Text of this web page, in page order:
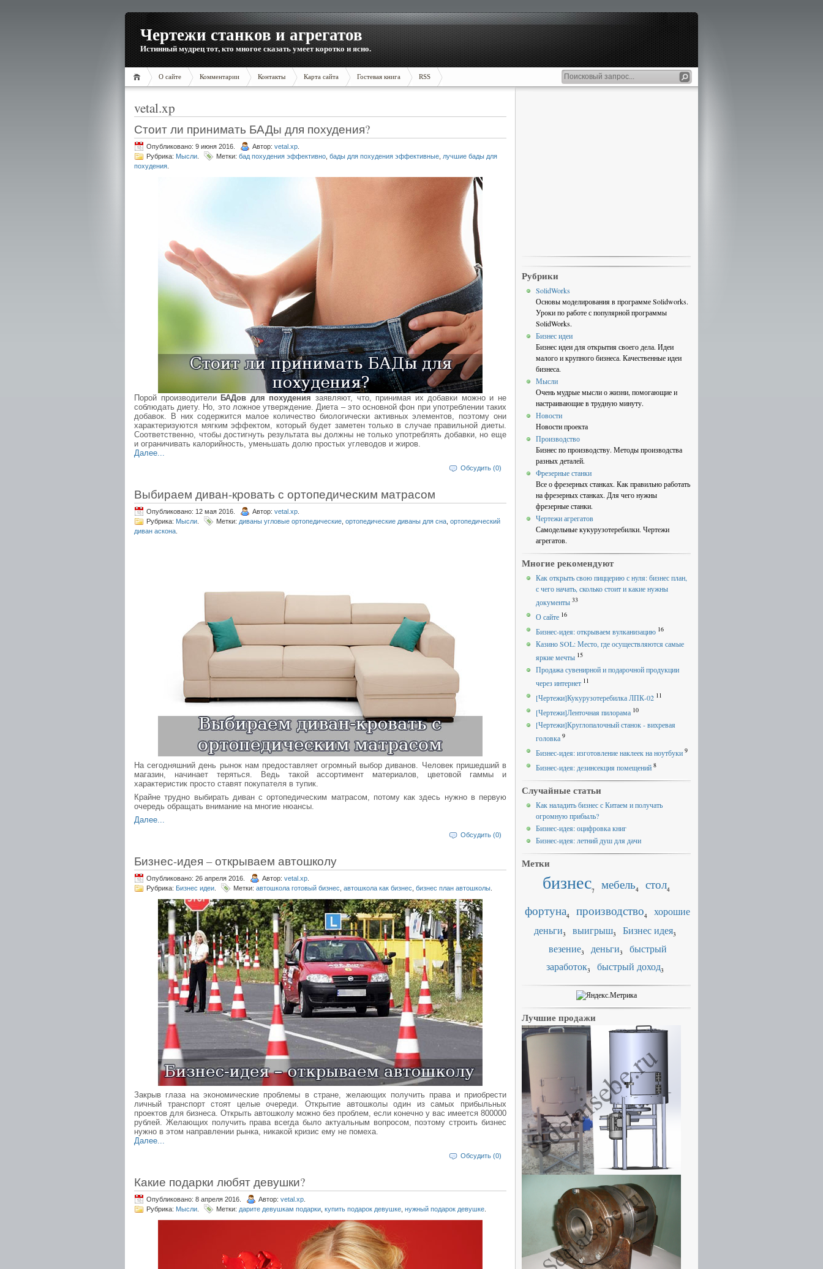
Чертежи станков и агрегатов
Истинный мудрец тот, кто многое сказать умеет коротко и ясно.
О сайте Комментарии Контакты Карта сайта Гостевая книга RSS
vetal.xp
Стоит ли принимать БАДы для похудения?
Опубликовано: 9 июня 2016. Автор: vetal.xp
Рубрика: Мысли Метки: бад похудения эффективно бады для похудения эффективные лучшие бады для
похудения
Порой производители БАДов для похудения заявляют, что, принимая их добавки можно и не
соблюдать диету. Но, это ложное утверждение. Диета – это основной фон при употреблении таких
добавок. В них содержится малое количество биологически активных элементов, поэтому они
характеризуются мягким эффектом, который будет заметен только в случае правильной диеты.
Соответственно, чтобы достигнуть результата вы должны не только употреблять добавки, но еще
и ограничивать калорийность, уменьшать долю простых углеводов и жиров.
Далее...
Обсудить (0)
Выбираем диван-кровать с ортопедическим матрасом
Опубликовано: 12 мая 2016. Автор: vetal.xp
Рубрика: Мысли Метки: диваны угловые ортопедические ортопедические диваны для сна ортопедический
диван аскона
На сегодняшний день рынок нам предоставляет огромный выбор диванов. Человек пришедший в
магазин, начинает теряться. Ведь такой ассортимент материалов, цветовой гаммы и
характеристик просто ставят покупателя в тупик.
Крайне трудно выбирать диван с ортопедическим матрасом, потому как здесь нужно в первую
очередь обращать внимание на многие нюансы.
Далее...
Обсудить (0)
Бизнес-идея – открываем автошколу
Опубликовано: 26 апреля 2016. Автор: vetal.xp
Рубрика: Бизнес идеи Метки: автошкола готовый бизнес автошкола как бизнес бизнес план автошколы
Закрыв глаза на экономические проблемы в стране, желающих получить права и приобрести
личный транспорт стоят целые очереди. Открытие автошколы один из самых прибыльных
проектов для бизнеса. Открыть автошколу можно без проблем, если конечно у вас имеется 800000
рублей. Желающих получить права всегда было актуальным вопросом, поэтому строить бизнес
нужно в этом направлении рынка, никакой кризис ему не помеха.
Далее...
Обсудить (0)
Какие подарки любят девушки?
Опубликовано: 8 апреля 2016. Автор: vetal.xp
Рубрика: Мысли Метки: дарите девушкам подарки купить подарок девушке нужный подарок девушке
Рубрики
SolidWorks
Основы моделирования в программе Solidworks.
Уроки по работе с популярной программы
SolidWorks.
Бизнес идеи
Бизнес идеи для открытия своего дела. Идеи
малого и крупного бизнеса. Качественные идеи
бизнеса.
Мысли
Очень мудрые мысли о жизни, помогающие и
настраивающие в трудную минуту.
Новости
Новости проекта
Производство
Бизнес по производству. Методы производства
разных деталей.
Фрезерные станки
Все о фрезерных станках. Как правильно работать
на фрезерных станках. Для чего нужны
фрезерные станки.
Чертежи агрегатов
Самодельные кукурузотеребилки. Чертежи
агрегатов.
Многие рекомендуют
Как открыть свою пиццерию с нуля: бизнес план,
с чего начать, сколько стоит и какие нужны
документы 33
О сайте 16
Бизнес-идея: открываем вулканизацию 16
Казино SOL: Место, где осуществляются самые
яркие мечты 15
Продажа сувенирной и подарочной продукции
через интернет 11
[Чертежи]Кукурузотеребилка ЛПК-02 11
[Чертежи]Ленточная пилорама 10
[Чертежи]Круглопалочный станок - вихревая
головка 9
Бизнес-идея: изготовление наклеек на ноутбуки 9
Бизнес-идея: дезинсекция помещений 8
Случайные статьи
Как наладить бизнес с Китаем и получать
огромную прибыль?
Бизнес-идея: оцифровка книг
Бизнес-идея: летний душ для дачи
Метки
бизнес7 мебель4 стол4
фортуна4 производство4
хорошие
деньги3 выигрыш3 Бизнес идея3
везение3 деньги3
быстрый
заработок3 быстрый доход3
Лучшие продажи